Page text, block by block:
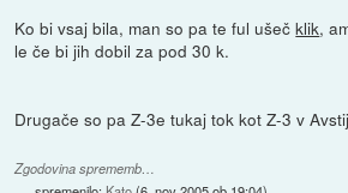
Ko bi vsaj bila, man so pa te ful ušečklik,
le če bi jih dobil za pod 30 k.
Drugače so pa Z-3e tukaj tok kot Z-3 v
Zgodovina sprememb…